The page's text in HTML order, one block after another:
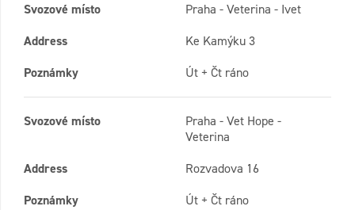
Svozové místo
Praha - Veterina - Ivet
Address
Ke Kamýku 3
Poznámky
Út + Čt ráno
Svozové místo
Praha - Vet Hope -
Veterina
Address
Rozvadova 16
Poznámky
Út + Čt ráno